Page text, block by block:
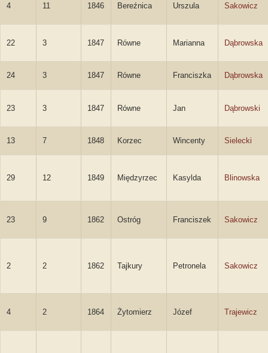
4 11 1846 Bereźnica Urszula Sakowicz
22 3 1847 Równe Marianna Dąbrowska
24 3 1847 Równe Franciszka Dąbrowska
23 3 1847 Równe Jan Dąbrowski
13 7 1848 Korzec Wincenty Sielecki
29 12 1849 Międzyrzec Kasylda Blinowska
23 9 1862 Ostróg Franciszek Sakowicz
2 2 1862 Tajkury Petronela Sakowicz
4 2 1864 Żytomierz Józef Trajewicz